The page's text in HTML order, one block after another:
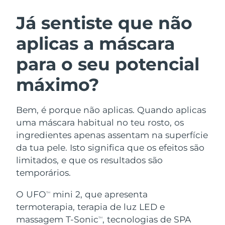
Já sentiste que não
aplicas a máscara
para o seu potencial
máximo?
Bem, é porque não aplicas. Quando aplicas
uma máscara habitual no teu rosto, os
ingredientes apenas assentam na superfície
da tua pele. Isto significa que os efeitos são
limitados, e que os resultados são
temporários.
O UFOTM
mini 2, que apresenta
termoterapia, terapia de luz LED e
massagem T-SonicTM, tecnologias de SPA
Limpeza facial
LUNA™ 4 kit
Anti-aging massage
LUNA™ 4 Plus
Massage, LED heating
LUNA™ 4 Men
For men, anti-aging massage
Lifting facial
BEAR™ 2 kit
Microcurrent toning
BEAR™ 2 go
Microcurrent toning on-the-go
BEAR™ 2 eyes & lips
Microcurrent line smoothing device
Hidratação
UFO™ 3 kit
Deep facial hydration
Near-infrared and red light therapy
device
Cuidado oral
issa™ 4
Hybrid silicone sonic toothbrush
issa™ 4 plus
Smart hybrid silicone sonic toothbrush
TRATAMENTO ANTIENVELHECIMENTO
FAQ™
Antienvelhecimento Tratamentos LED
Áustria Entrega prevista
Barein Entrega prevista
Bélgica Entrega prevista8/8/26
Bermudas
Bósnia e
Herzegovina
Entrega prevista 8/11/26
Brunei Entrega prevista8/13/26
Bulgária
Canadá Entrega prevista
Chile Entrega prevista8/12/26